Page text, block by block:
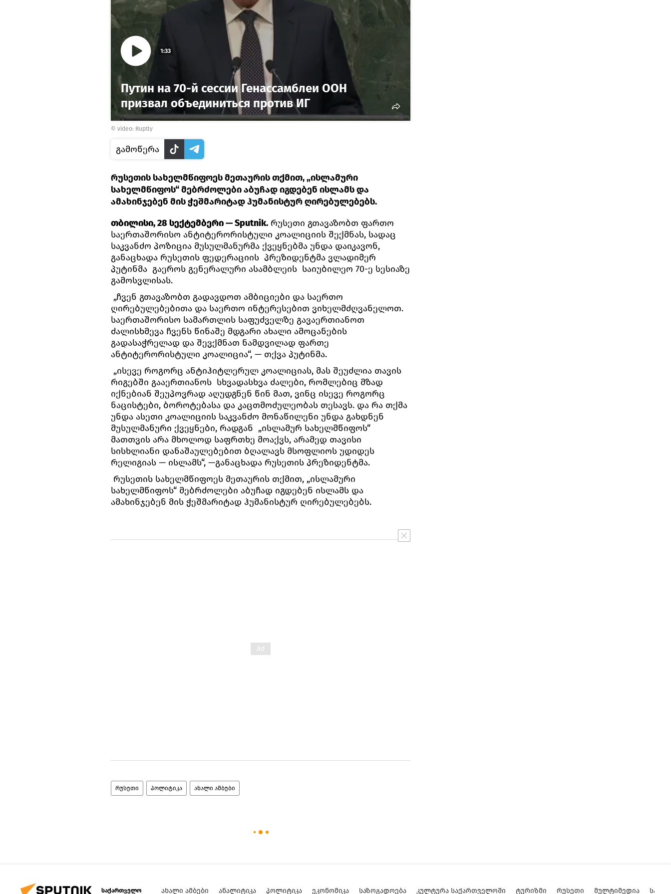
Путин на 70-й сессии Генассамблеи ООН
призвал объединиться против ИГ
1:33
© video: Ruptly
გამოწერა
რუსეთის სახელმწიფოეს მეთაურის თქმით, „ისლამური
სახელმწიფოს“ მებრძოლები აბუჩად იგდებენ ისლამს და
ამახინჯებენ მის ჭეშმარიტად ჰუმანისტურ ღირებულებებს.
თბილისი, 28 სექტემბერი — Sputnik. რუსეთი გთავაზობთ ფართო
საერთაშორისო ანტიტერორისტული კოალიციის შექმნას, სადაც
საკვანძო პოზიცია მუსულმანურმა ქვეყნებმა უნდა დაიკავონ,
განაცხადა რუსეთის ფედერაციის პრეზიდენტმა ვლადიმერ
პუტინმა გაეროს გენერალური ასამბლეის საიუბილეო 70-ე სესიაზე
გამოსვლისას.
„ჩვენ გთავაზობთ გადავდოთ ამბიციები და საერთო
ღირებულებებითა და საერთო ინტერესებით ვიხელმძღვანელოთ.
საერთაშორისო სამართლის საფუძველზე გავაერთიანოთ
ძალისხმევა ჩვენს წინაშე მდგარი ახალი ამოცანების
გადასაჭრელად და შევქმნათ ნამდვილად ფართე
ანტიტერორისტული კოალიცია“, — თქვა პუტინმა.
„ისევე როგორც ანტიჰიტლერულ კოალიციას, მას შეუძლია თავის
რიგებში გააერთიანოს სხვადასხვა ძალები, რომლებიც მზად
იქნებიან შეუპოვრად აღუდგნენ წინ მათ, ვინც ისევე როგორც
ნაცისტები, ბოროტებასა და კაცთმოძულეობას თესავს. და რა თქმა
უნდა ასეთი კოალიციის საკვანძო მონაწილენი უნდა გახდნენ
მუსულმანური ქვეყნები, რადგან „ისლამურ სახელმწიფოს“
მათთვის არა მხოლოდ საფრთხე მოაქვს, არამედ თავისი
სისხლიანი დანაშაულებებით ბღალავს მსოფლიოს უდიდეს
რელიგიას — ისლამს“, —განაცხადა რუსეთის პრეზიდენტმა.
რუსეთის სახელმწიფოეს მეთაურის თქმით, „ისლამური
სახელმწიფოს“ მებრძოლები აბუჩად იგდებენ ისლამს და
ამახინჯებენ მის ჭეშმარიტად ჰუმანისტურ ღირებულებებს.
რუსეთი პოლიტიკა ახალი ამბები
საქართველო ᲐᲮᲐᲚᲘ ᲐᲛᲑᲔᲑᲘ ᲐᲜᲐᲚᲘᲢᲘᲙᲐ ᲞᲝᲚᲘᲢᲘᲙᲐ ᲔᲙᲝᲜᲝᲛᲘᲙᲐ ᲡᲐᲖᲝᲒᲐᲓᲝᲔᲑᲐ ᲙᲣᲚᲢᲣᲠᲐ ᲡᲐᲥᲐᲠᲗᲕᲔᲚᲝᲨᲘ ᲢᲣᲠᲘᲖᲛᲘ ᲠᲣᲡᲔᲗᲘ ᲛᲣᲚᲢᲘᲛᲔᲓᲘᲐ